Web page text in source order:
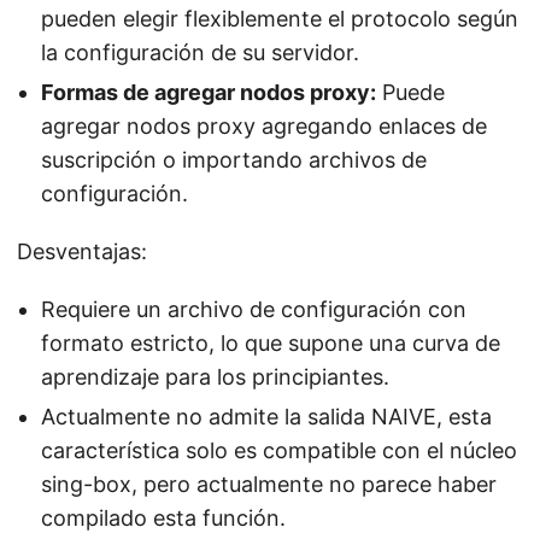
pueden elegir flexiblemente el protocolo según
la configuración de su servidor.
Formas de agregar nodos proxy: Puede
agregar nodos proxy agregando enlaces de
suscripción o importando archivos de
configuración.
Desventajas:
Requiere un archivo de configuración con
formato estricto, lo que supone una curva de
aprendizaje para los principiantes.
Actualmente no admite la salida NAIVE, esta
característica solo es compatible con el núcleo
sing-box, pero actualmente no parece haber
compilado esta función.